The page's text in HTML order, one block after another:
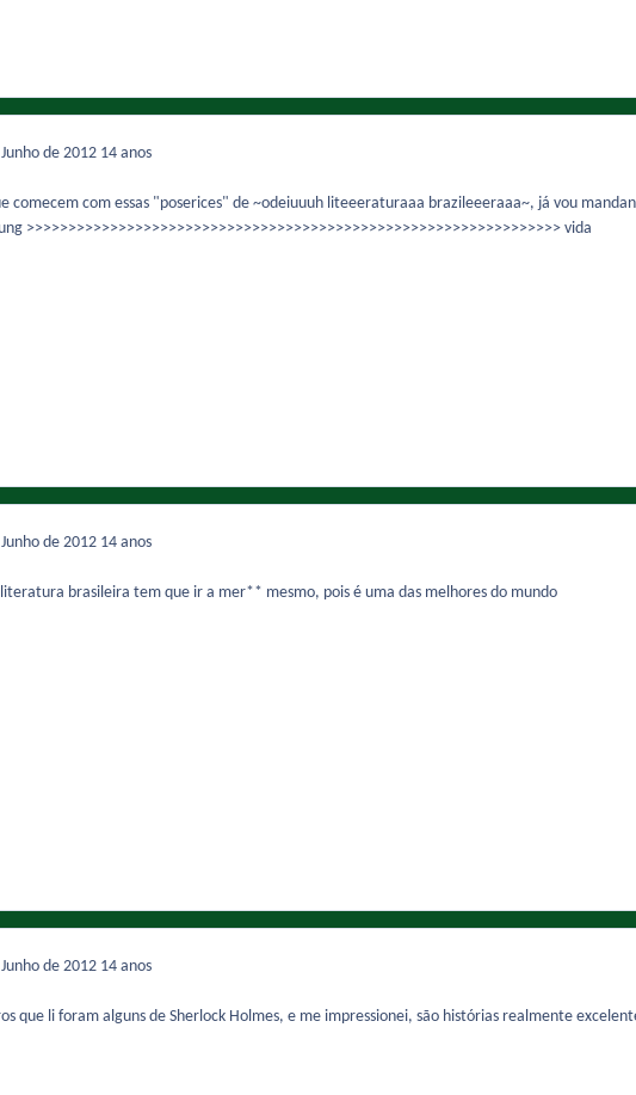
de 2012 14 anos
comecem com essas "poserices" de ~odeiuuuh liteeeraturaaa brazileeeraaa~, já vou
>>>>>>>>>>>>>>>>>>>>>>>>>>>>>>>>>>>>>>>>>>>>>>>>>>>>>>>>>>>>>>>> vida
de 2012 14 anos
brasileira tem que ir a mer** mesmo, pois é uma das melhores do mundo
de 2012 14 anos
que li foram alguns de Sherlock Holmes, e me impressionei, são histórias realmente